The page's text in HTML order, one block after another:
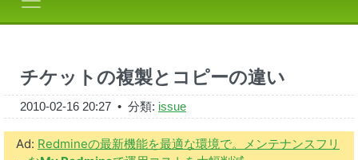
チケットの複製とコピーの違い
2010-02-16 20:27 • 分類: issue
Ad: Redmineの最新機能を最適な環境で。メンテナンスフリ